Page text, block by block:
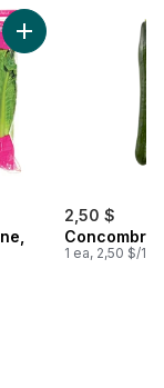
sans pépins au
Ajouter Cœur de
2,50 $
1 ea, 2,50 $/1ch